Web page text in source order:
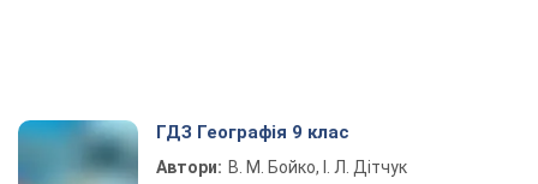
ГДЗ Географія 9 клас
Автори: В. М. Бойко, І. Л. Дітчук